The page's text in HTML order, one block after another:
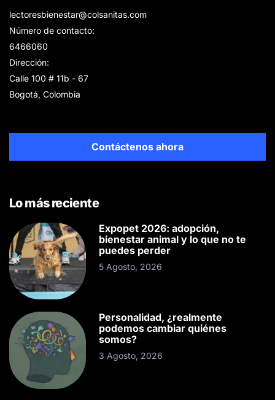
lectoresbienestar@colsanitas.com
Número de contacto:
6466060
Dirección:
Calle 100 # 11b - 67
Bogotá, Colombia
Contáctenos ahora
Lo más reciente
Expopet 2026: adopción,
bienestar animal y lo que no te
puedes perder
5 Agosto, 2026
Personalidad, ¿realmente
podemos cambiar quiénes
somos?
3 Agosto, 2026